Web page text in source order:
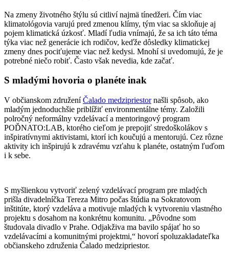
Na zmeny životného štýlu sú citliví najmä tínedžeri. Čím viac
klimatológovia varujú pred zmenou klímy, tým viac sa skloňuje aj
pojem klimatická úzkosť. Mladí ľudia vnímajú, že sa ich táto téma
týka viac než generácie ich rodičov, keďže dôsledky klimatickej
zmeny dnes pociťujeme viac než kedysi. Mnohí si uvedomujú, že je
potrebné niečo robiť. Často však nevedia, kde začať.
S mladými hovoria o planéte inak
V občianskom združeníČalado medzipriestornašli spôsob, ako
mladým jednoduchšie priblížiť environmentálne témy. Založili
polročný neformálny vzdelávací a mentoringový program
POĎNATO:LAB, ktorého cieľom je prepojiť stredoškolákov s
inšpiratívnymi aktivistami, ktorí ich koučujú a mentorujú. Cez rôzne
aktivity ich inšpirujú k zdravému vzťahu k planéte, ostatným ľuďom
i k sebe.
S myšlienkou vytvoriť zelený vzdelávací program pre mladých
prišla divadelníčka Tereza Mitro počas štúdia na Sokratovom
inštitúte, ktorý vzdeláva a motivuje mladých k vytvoreniu vlastného
projektu s dosahom na konkrétnu komunitu. „Pôvodne som
študovala divadlo v Prahe. Odjakživa ma bavilo spájať ho so
vzdelávacími a komunitnými projektmi,“ hovorí spoluzakladateľka
občianskeho združenia Čalado medzipriestor.